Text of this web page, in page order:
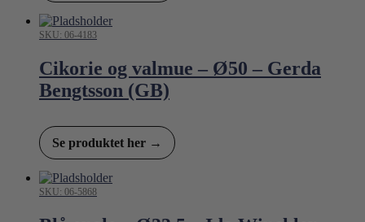
SKU: 06-4183
Cikorie og valmue – Ø50 – Gerda
Bengtsson (GB)
Se produktet her →
SKU: 06-5868